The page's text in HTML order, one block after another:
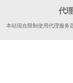
代
本站现在限制使用代理服务